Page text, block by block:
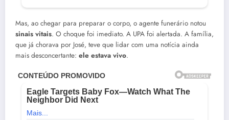
Mas, ao chegar para preparar o corpo, o agente funerário notou
sinais vitais. O choque foi imediato. A UPA foi alertada. A família,
que já chorava por José, teve que lidar com uma notícia ainda
mais desconcertante: ele estava vivo.